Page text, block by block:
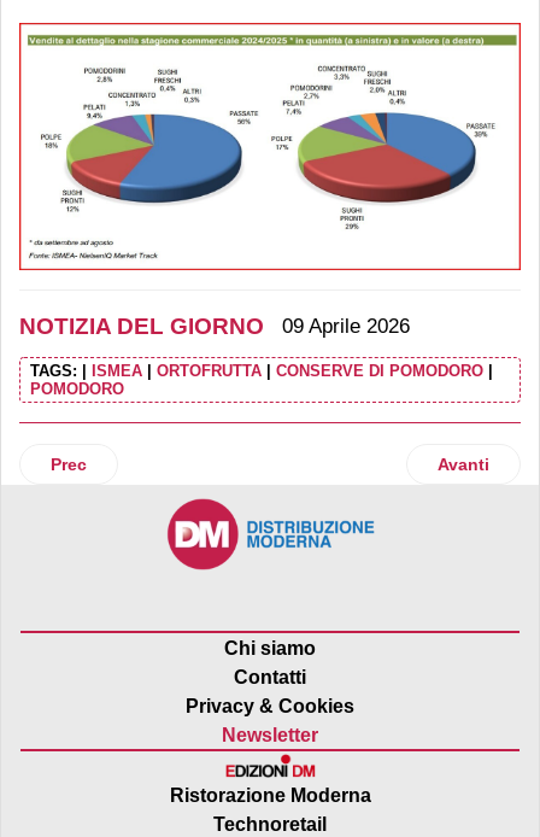
NOTIZIA DEL GIORNO 09 Aprile 2026
TAGS: | ISMEA | ORTOFRUTTA | CONSERVE DI POMODORO |
POMODORO
Articolo precedente: Unilever, dopo l’operazione con
Prec Articolo
Avanti
Chi siamo
Contatti
Privacy & Cookies
Newsletter
Ristorazione Moderna
Technoretail